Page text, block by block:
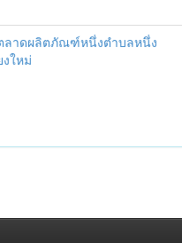
ลาดผลิตภัณฑ์หนึ่งตำบลหนึ่ง
ใหม่